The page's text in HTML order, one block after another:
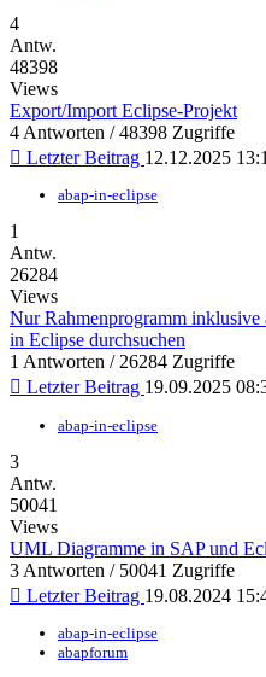
4
Antw.
48398
Views
Export/Import Eclipse-Projekt
4 Antworten / 48398 Zugriffe
Letzter Beitrag 12.12.2025
abap-in-eclipse
1
Antw.
26284
Views
Nur Rahmenprogramm
in Eclipse durchsuchen
1 Antworten / 26284 Zugriffe
Letzter Beitrag 19.09.2025
abap-in-eclipse
3
Antw.
50041
Views
UML Diagramme in SAP und
3 Antworten / 50041 Zugriffe
Letzter Beitrag 19.08.2024
abap-in-eclipse
abapforum